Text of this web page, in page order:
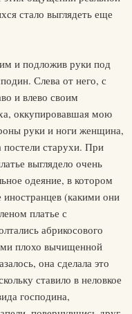
стало выглядеть еще
и подложив руки под
Слева от него, с
и влево своим
оккупировавшая мою
руки и ноги женщина,
постели старухи. При
выглядело очень
одеяние, в котором
(какими они
платье с
абрикосового
плохо вычищенной
она сделала это
ставило в неловкое
господина,